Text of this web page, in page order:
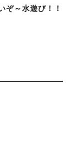
ぞ～水遊び！！